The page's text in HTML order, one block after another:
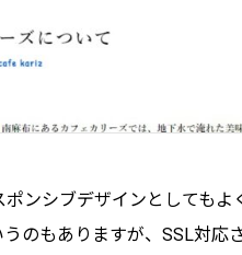
ンシブデザインとしてもよ
のもありますが、SSL対応